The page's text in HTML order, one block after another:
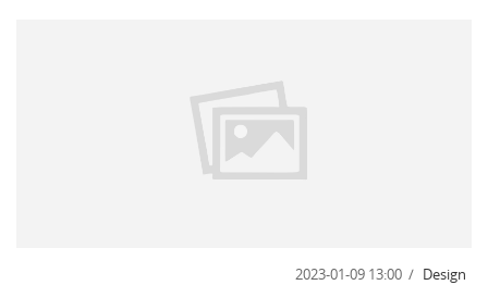
2023-01-09 13:00 Design